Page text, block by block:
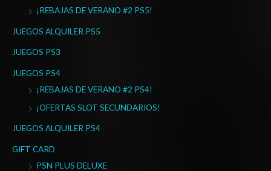
¡REBAJAS DE VERANO #2 PS5!
JUEGOS ALQUILER PS5
JUEGOS PS3
JUEGOS PS4
¡REBAJAS DE VERANO #2 PS4!
¡OFERTAS SLOT SECUNDARIOS!
JUEGOS ALQUILER PS4
GIFT CARD
PSN PLUS DELUXE